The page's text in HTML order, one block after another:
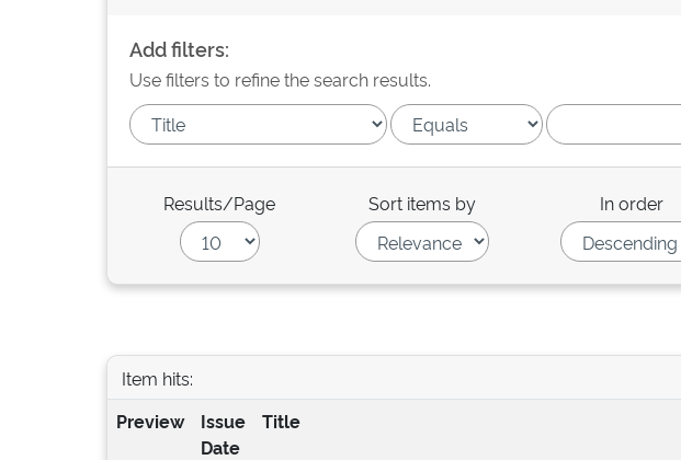
Add filters:
Use filters to refine the search results.
Results/Page Sort items by In order
Item hits:
Preview
Issue
Date
Title